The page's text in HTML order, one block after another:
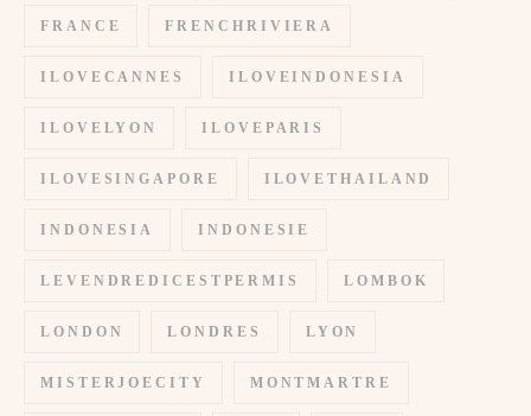
FRANCE FRENCHRIVIERA
ILOVECANNES ILOVEINDONESIA
ILOVELYON ILOVEPARIS
ILOVESINGAPORE ILOVETHAILAND
INDONESIA INDONESIE
LEVENDREDICESTPERMIS LOMBOK
LONDON LONDRES LYON
MISTERJOECITY MONTMARTRE